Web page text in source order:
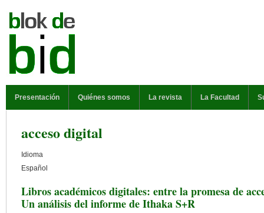
Presentación Quiénes somos La revista La Facultad
acceso digital
Idioma
Español
Libros académicos digitales: entre la promesa de
Un análisis del informe de Ithaka S+R